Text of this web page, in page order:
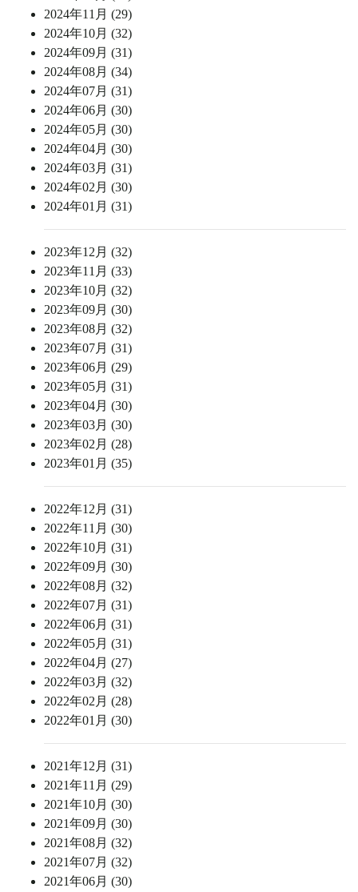
2024年11月 (29)
2024年10月 (32)
2024年09月 (31)
2024年08月 (34)
2024年07月 (31)
2024年06月 (30)
2024年05月 (30)
2024年04月 (30)
2024年03月 (31)
2024年02月 (30)
2024年01月 (31)
2023年12月 (32)
2023年11月 (33)
2023年10月 (32)
2023年09月 (30)
2023年08月 (32)
2023年07月 (31)
2023年06月 (29)
2023年05月 (31)
2023年04月 (30)
2023年03月 (30)
2023年02月 (28)
2023年01月 (35)
2022年12月 (31)
2022年11月 (30)
2022年10月 (31)
2022年09月 (30)
2022年08月 (32)
2022年07月 (31)
2022年06月 (31)
2022年05月 (31)
2022年04月 (27)
2022年03月 (32)
2022年02月 (28)
2022年01月 (30)
2021年12月 (31)
2021年11月 (29)
2021年10月 (30)
2021年09月 (30)
2021年08月 (32)
2021年07月 (32)
2021年06月 (30)